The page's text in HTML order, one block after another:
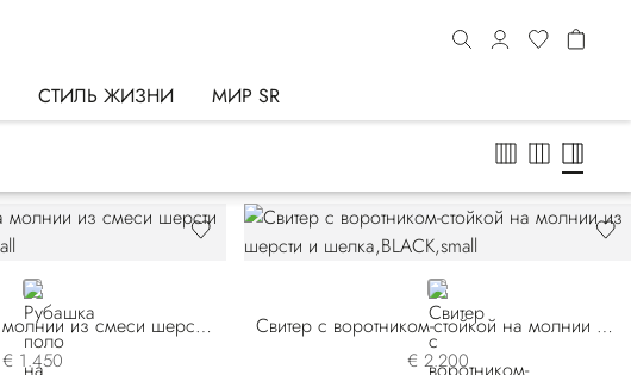
СТИЛЬ ЖИЗНИ МИР SR
GREEN
Рубашка поло на молнии из смеси шерсти и шелка
€ 1.450
BLACK
Свитер с воротником-стойкой на молнии из шерсти и шелка
€ 2.200